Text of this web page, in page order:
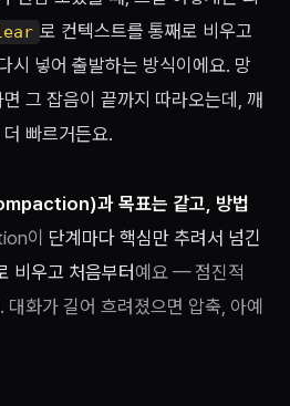
로 컨텍스트를 통째로 비우고
시 넣어 출발하는 방식이에요. 망
그 잡음이 끝까지 따라오는데, 깨
빠르거든요.
과 목표는 같고, 방법
이 단계마다 핵심만 추려서 넘긴
비우고 처음부터 예요 — 점진적
화가 길어 흐려졌으면 압축, 아예